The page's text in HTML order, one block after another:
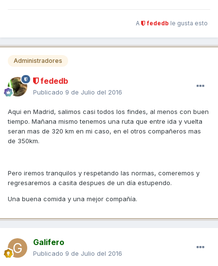
A fededb le gusta esto
Administradores
fededb
Publicado 9 de Julio del 2016
Aqui en Madrid, salimos casi todos los findes, al menos con buen
tiempo. Mañana mismo tenemos una ruta que entre ida y vuelta
seran mas de 320 km en mi caso, en el otros compañeros mas
de 350km.
Pero iremos tranquilos y respetando las normas, comeremos y
regresaremos a casita despues de un día estupendo.
Una buena comida y una mejor compañía.
Galifero
Publicado 9 de Julio del 2016